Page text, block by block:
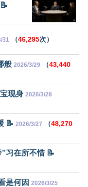
31 （46,295次）
般 2026/3/29 （43,440
现身 2026/3/28
📝 2026/3/27 （48,270
习在所不惜 📝
是何因 2026/3/25